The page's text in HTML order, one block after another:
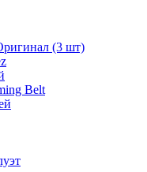
(3 шт)
Belt